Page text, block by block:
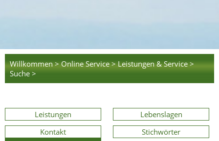
Willkommen > Online Service > Leistungen & Service >
Suche >
Leistungen
Lebenslagen
Kontakt
Stichwörter